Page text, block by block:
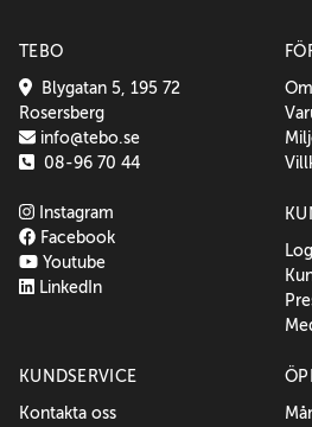
TEBO
Blygatan 5, 195 72
Rosersberg
info@tebo.se
08-96 70 44
Instagram
Facebook
Youtube
LinkedIn
KUNDSERVICE
Kontakta oss